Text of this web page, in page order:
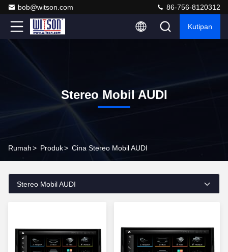
bob@witson.com 86-756-8120312
Kutipan
Stereo Mobil AUDI
Rumah> Produk> Cina Stereo Mobil AUDI
Stereo Mobil AUDI